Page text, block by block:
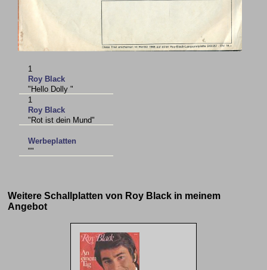
1
Roy Black
"Hello Dolly "
1
Roy Black
"Rot ist dein Mund"
Werbeplatten
""
Weitere Schallplatten von Roy Black in meinem
Angebot